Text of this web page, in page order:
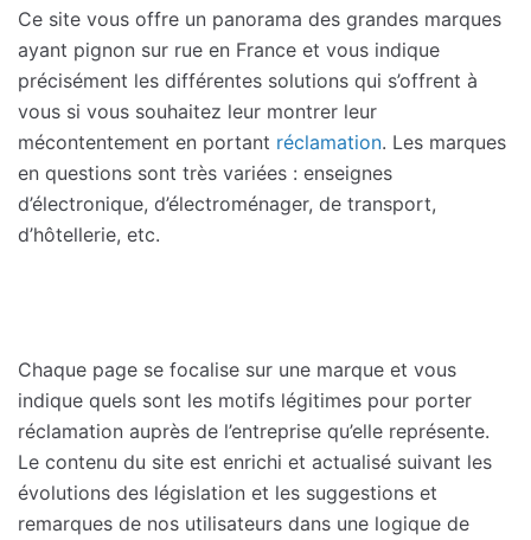
Ce site vous offre un panorama des grandes marques
ayant pignon sur rue en France et vous indique
précisément les différentes solutions qui s’offrent à
vous si vous souhaitez leur montrer leur
mécontentement en portant réclamation. Les marques
en questions sont très variées : enseignes
d’électronique, d’électroménager, de transport,
d’hôtellerie, etc.
Chaque page se focalise sur une marque et vous
indique quels sont les motifs légitimes pour porter
réclamation auprès de l’entreprise qu’elle représente.
Le contenu du site est enrichi et actualisé suivant les
évolutions des législation et les suggestions et
remarques de nos utilisateurs dans une logique de